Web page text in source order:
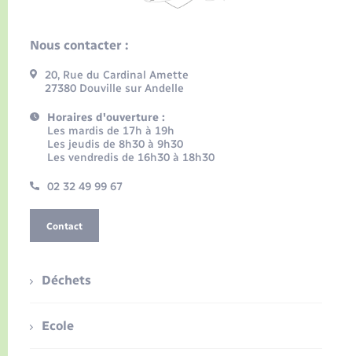
Nous contacter :
20, Rue du Cardinal Amette
27380 Douville sur Andelle
Horaires d'ouverture :
Les mardis de 17h à 19h
Les jeudis de 8h30 à 9h30
Les vendredis de 16h30 à 18h30
02 32 49 99 67
Contact
Déchets
Ecole